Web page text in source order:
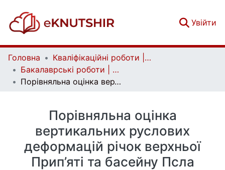
Увійти
Головна
Кваліфікаційні роботи | Qualifying works
Бакалаврські роботи | Bachelor theses
Порівняльна оцінка вертикальних руслових деформацій річок верхньої Прип’яті та басейну Псла
Порівняльна оцінка
вертикальних руслових
деформацій річок верхньої
Прип’яті та басейну Псла